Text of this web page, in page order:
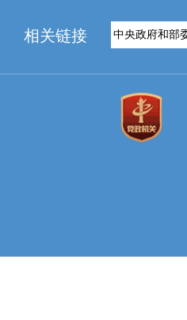
相关链接